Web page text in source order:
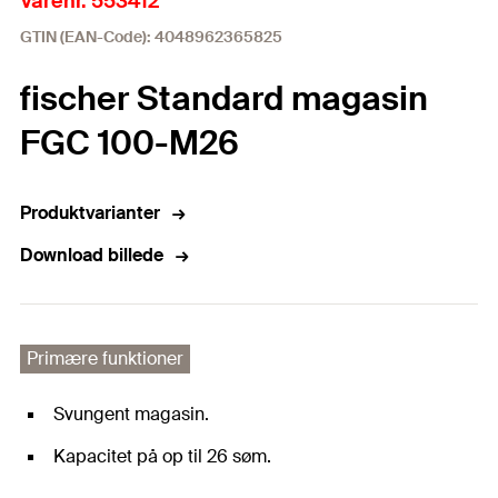
GTIN (EAN-Code): 4048962365825
fischer Standard magasin
FGC 100-M26
Produktvarianter
Download billede
Primære funktioner
Svungent magasin.
Kapacitet på op til 26 søm.